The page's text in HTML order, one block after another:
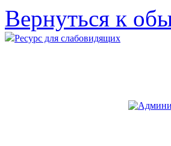
Вернуться к
Ресурс для слабовидящих